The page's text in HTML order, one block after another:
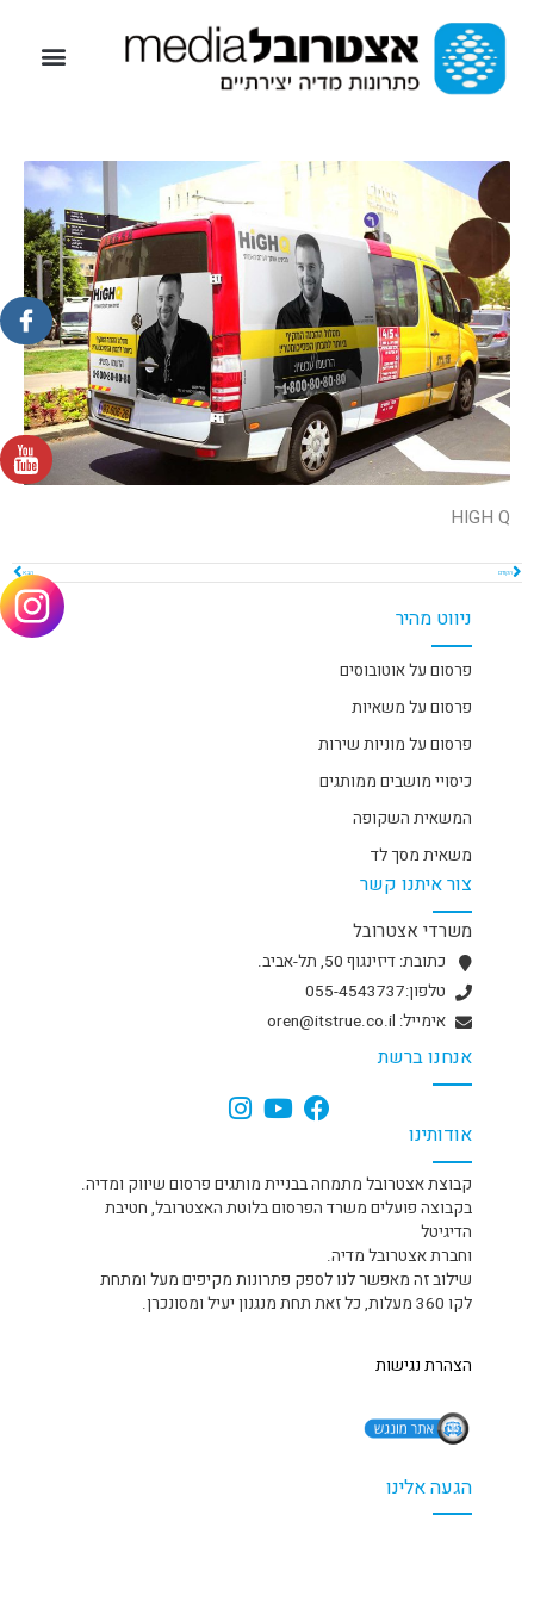
HIGH Q
הקודם הבא
הגעה אלינו
אודותינו
קבוצת אצטרובל מתמחה בבניית מותגים פרסום שיווק ומדיה.
בקבוצה פועלים משרד הפרסום בלוטת האצטרובל, חטיבת
הדיגיטל
וחברת אצטרובל מדיה.
שילוב זה מאפשר לנו לספק פתרונות מקיפים מעל ומתחת
לקו 360 מעלות, כל זאת תחת מנגנון יעיל ומסונכרן.
הצהרת נגישות
צור איתנו קשר
משרדי אצטרובל
כתובת: דיזינגוף 50, תל-אביב.
טלפון:055-4543737
אימייל: oren@itstrue.co.il
אנחנו ברשת
ניווט מהיר
פרסום על אוטובוסים
פרסום על משאיות
פרסום על מוניות שירות
כיסויי מושבים ממותגים
המשאית השקופה
משאית מסך לד